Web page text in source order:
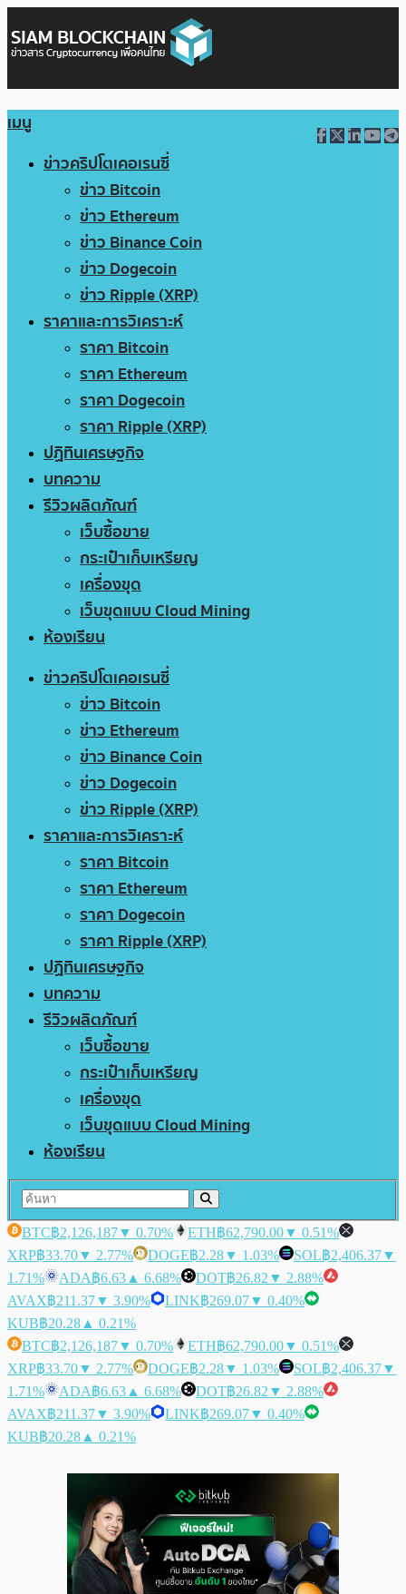
เมนู
ข่าวคริปโตเคอเรนซี่
ข่าว Bitcoin
ข่าว Ethereum
ข่าว Binance Coin
ข่าว Dogecoin
ข่าว Ripple (XRP)
ราคาและการวิเคราะห์
ราคา Bitcoin
ราคา Ethereum
ราคา Dogecoin
ราคา Ripple (XRP)
ปฏิทินเศรษฐกิจ
บทความ
รีวิวผลิตภัณฑ์
เว็บซื้อขาย
กระเป๋าเก็บเหรียญ
เครื่องขุด
เว็บขุดแบบ Cloud Mining
ห้องเรียน
ข่าวคริปโตเคอเรนซี่
ข่าว Bitcoin
ข่าว Ethereum
ข่าว Binance Coin
ข่าว Dogecoin
ข่าว Ripple (XRP)
ราคาและการวิเคราะห์
ราคา Bitcoin
ราคา Ethereum
ราคา Dogecoin
ราคา Ripple (XRP)
ปฏิทินเศรษฐกิจ
บทความ
รีวิวผลิตภัณฑ์
เว็บซื้อขาย
กระเป๋าเก็บเหรียญ
เครื่องขุด
เว็บขุดแบบ Cloud Mining
ห้องเรียน
BTC฿2,126,187▼ 0.70% ETH฿62,790.00▼ 0.51%
XRP฿33.70▼ 2.77% DOGE฿2.28▼ 1.03% SOL฿2,406.37▼
1.71%
ADA฿6.63 ▲ 6.68% DOT฿26.82 ▼ 2.88%
AVAX฿211.37▼ 3.90% LINK฿269.07▼ 0.40%
KUB฿20.28 ▲ 0.21%
BTC฿2,126,187▼ 0.70% ETH฿62,790.00▼ 0.51%
XRP฿33.70▼ 2.77% DOGE฿2.28▼ 1.03% SOL฿2,406.37▼
1.71%
ADA฿6.63 ▲ 6.68% DOT฿26.82 ▼ 2.88%
AVAX฿211.37▼ 3.90% LINK฿269.07▼ 0.40%
KUB฿20.28 ▲ 0.21%